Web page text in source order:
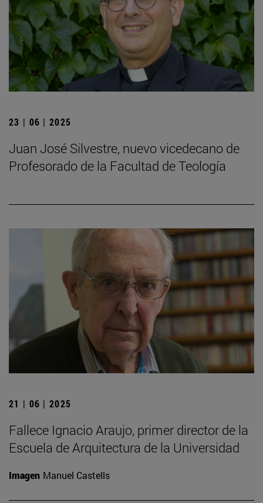
23 | 06 | 2025
Juan José Silvestre, nuevo vicedecano de
Profesorado de la Facultad de Teología
21 | 06 | 2025
Fallece Ignacio Araujo, primer director de la
Escuela de Arquitectura de la Universidad
Imagen Manuel Castells